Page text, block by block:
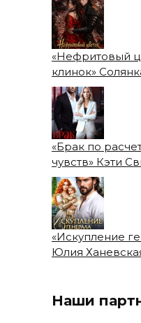
«Нефритовый
клинок»
«Брак по
чувств» Кэти
«Искупление
Юлия
Наши